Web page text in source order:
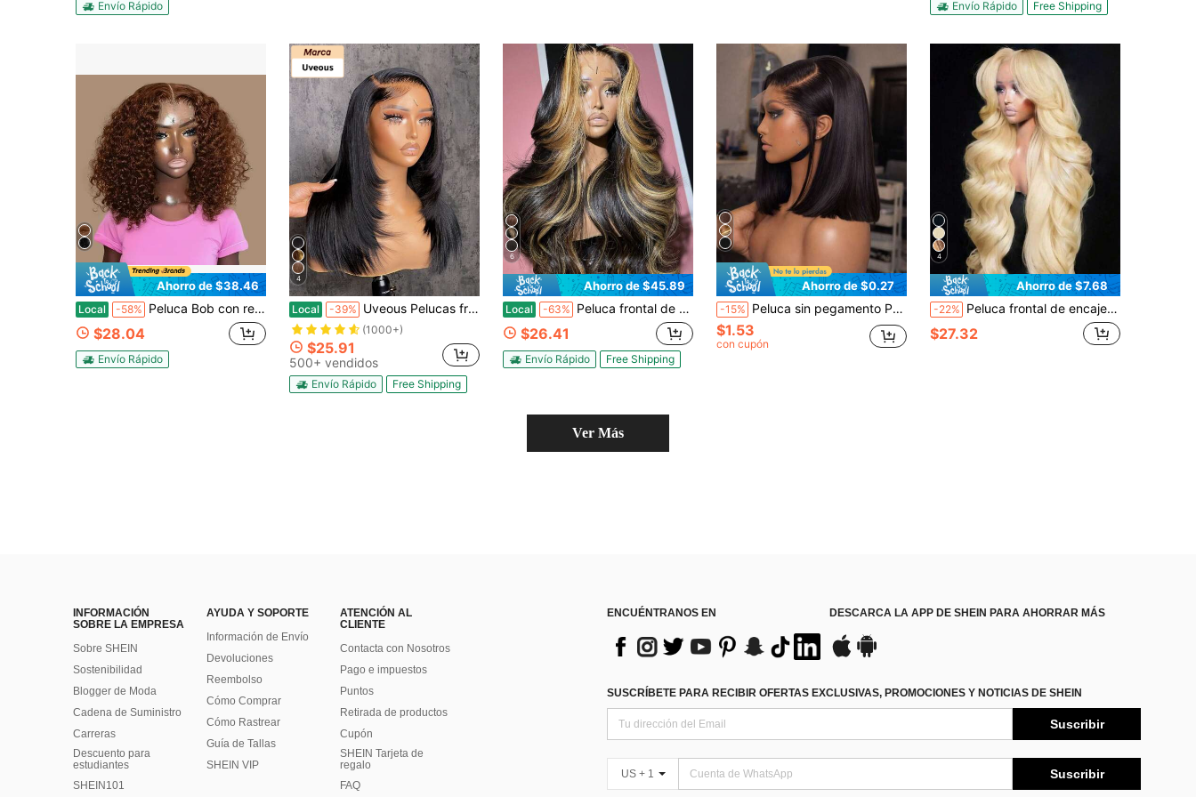
Envío Rápido Envío Rápido Free Shipping
Ahorro de $38.46
Local -58% Peluca Bob con reflejos del 4/27, cabello humano, onda profunda, 13x4 Encaje frontal, 200 densidad, rubio miel ombre, cabello virgen brasileño, línea del cabello natural pre-arrancada, peluca frontal de encaje de cabello humano
$28.04
Envío Rápido
4
Local -39% Uveous Pelucas frontales de encaje de cabello humano de 13x4 con densidad de 200, cabello humano liso HD, pelucas frontales de encaje de cabello humano pre-arrancadas de 13x4, pelucas de cabello humano liso para mujeres sin pegamento, color natural
(1000+)
$25.91
500+ vendidos
Envío Rápido Free Shipping
6
Ahorro de $45.89
Local -63% Peluca frontal de encaje 13x4 de 30 pulgadas y 200% de densidad, cabello humano mezclado con reflejos ombré 1B/27 Body Wave, sin pegamento, peluca frontal de encaje transparente HD 5x5 para mujer, línea de cabello natural pre-depilada, pelucas sintéticas mezcladas para cosplay, adecuadas para Halloween o fiestas.
$26.41
Envío Rápido Free Shipping
Ahorro de $0.27
-15% Peluca sin pegamento Put And Go 5*5 4*4 con encaje HD y 13*4 13*6 con encaje frontal HD - Densidad del 200% color natural cabello liso - Línea de cabello pre-cortada y cabello de bebé - Lista para usar sin pegamento - Múltiples tamaños adecuados para mujeres Día de San Valentín
$1.53
con cupón
4
Ahorro de $7.68
-22% Peluca frontal de encaje HD de 200% de densidad, 30 pulgadas, cabello humano frontal 613 rubio, peluca de encaje frontal HD 13x4 con encaje transparente, peluca de cabello mezclado de color, peluca pre-arrancada con cabello de bebé para mujeres, uso diario y de fiesta
$27.32
Ver Más
INFORMACIÓN
SOBRE LA EMPRESA
Sobre SHEIN
Sostenibilidad
Blogger de Moda
Cadena de Suministro
Carreras
Descuento para
estudiantes
SHEIN101
AYUDA Y SOPORTE
Información de Envío
Devoluciones
Reembolso
Cómo Comprar
Cómo Rastrear
Guía de Tallas
SHEIN VIP
ATENCIÓN AL
CLIENTE
Contacta con Nosotros
Pago e impuestos
Puntos
Retirada de productos
Cupón
SHEIN Tarjeta de
regalo
FAQ
ENCUÉNTRANOS EN DESCARCA LA APP DE SHEIN PARA AHORRAR MÁS
SUSCRÍBETE PARA RECIBIR OFERTAS EXCLUSIVAS, PROMOCIONES Y NOTICIAS DE SHEIN
Suscribir
US + 1 Suscribir